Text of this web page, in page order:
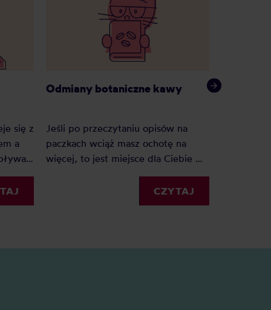
się z
a
i
Odmiany botaniczne kawy
Jeśli po przeczytaniu opisów na
paczkach wciąż masz ochotę na
więcej, to jest miejsce dla Ciebie —
nazwy odmian z etykiet rozłożone
na czynniki pierwsze, na podstawie
katalogu World Coffee Research,
CZYTAJ